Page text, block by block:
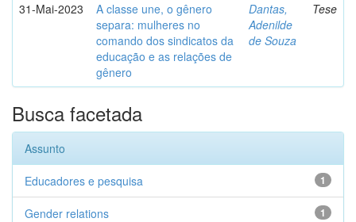
31-Mai-2023
A classe une, o gênero
separa: mulheres no
comando dos sindicatos da
educação e as relações de
gênero
Dantas,
Adenilde
de Souza
Tese
Busca facetada
Assunto
1
Educadores e pesquisa
1
Gender relations